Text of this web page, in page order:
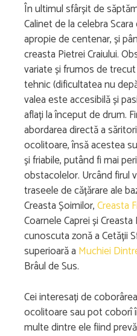
În ultimul sfârșit de
Calinet de la celebra
apropie de centenar, și
creasta Pietrei Craiului.
variate și frumos de
tehnic (dificultatea nu
valea este accesibilă și
aflați la început de drum.
abordarea directă a
ocolitoare, însă acestea
și friabile, putând fi mai
obstacolelor. Urcând firul
traseele de cățărare ale
Creasta Șoimilor,Creasta
Coarnele Caprei și
cunoscuta zonă a Cetății
superioară a Muchiei
Brâul de Sus.
Cei interesați de
ocolitoare sau pot coborî
multe dintre ele fiind